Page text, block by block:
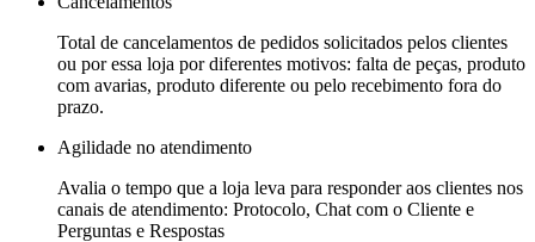
Total de cancelamentos de pedidos solicitados pelos clientes
ou por essa loja por diferentes motivos: falta de peças, produto
com avarias, produto diferente ou pelo recebimento fora do
prazo.
Agilidade no atendimento
Avalia o tempo que a loja leva para responder aos clientes nos
canais de atendimento: Protocolo, Chat com o Cliente e
Perguntas e Respostas